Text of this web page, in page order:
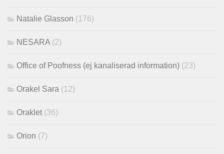
Natalie Glasson (176)
NESARA (2)
Office of Poofness (ej kanaliserad information) (23)
Orakel Sara (12)
Oraklet (36)
Orion (7)